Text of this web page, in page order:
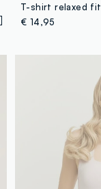
€ 14,95